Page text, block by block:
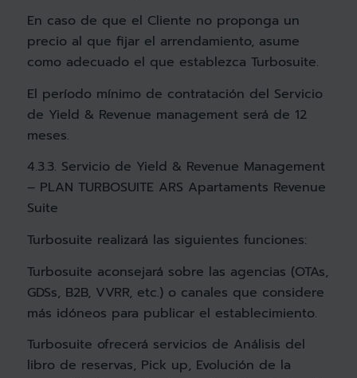
En caso de que el Cliente no proponga un
precio al que fijar el arrendamiento, asume
como adecuado el que establezca Turbosuite.
El período mínimo de contratación del Servicio
de Yield & Revenue management será de 12
meses.
4.3.3. Servicio de Yield & Revenue Management
– PLAN TURBOSUITE ARS Apartaments Revenue
Suite
Turbosuite realizará las siguientes funciones:
Turbosuite aconsejará sobre las agencias (OTAs,
GDSs, B2B, VVRR, etc.) o canales que considere
más idóneos para publicar el establecimiento.
Turbosuite ofrecerá servicios de Análisis del
libro de reservas, Pick up, Evolución de la